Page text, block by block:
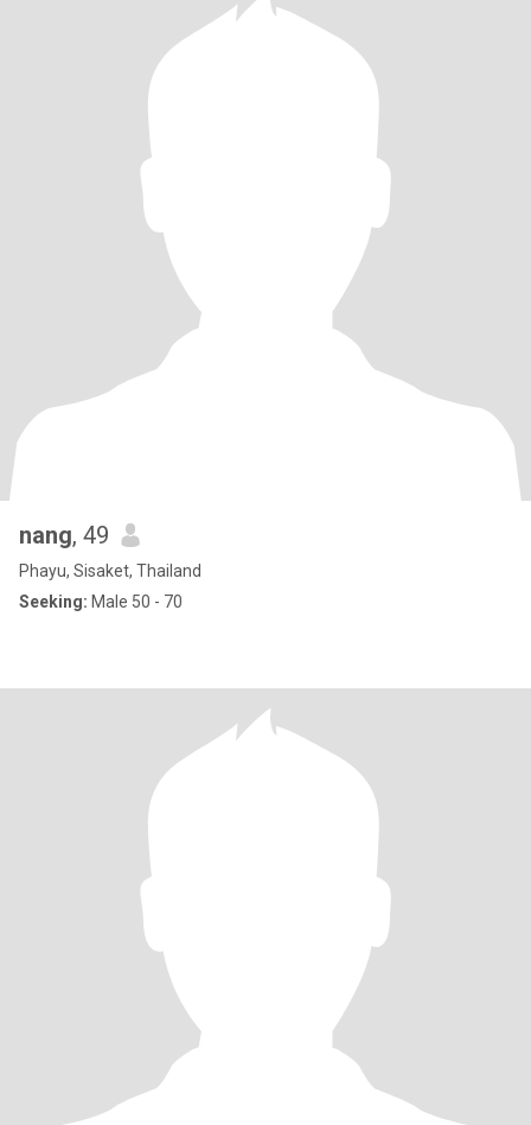
nang, 49
Phayu, Sisaket, Thailand
Seeking: Male 50 - 70